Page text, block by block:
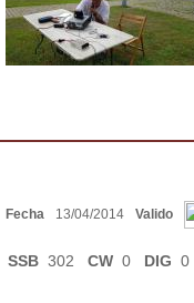
Fecha 13/04/2014 Valido
SSB302 CW0 DIG 0